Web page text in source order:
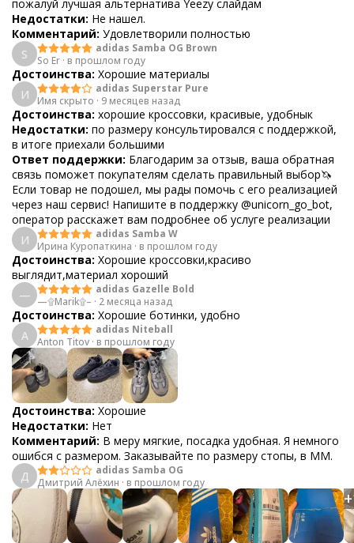
пожалуй лучшая альтернатива Yeezy слайдам
Недостатки: Не нашел.
Комментарий: Удовлетворили полностью
S
adidas Samba OG Brown
So Er · в прошлом году
Достоинства: Хорошие материалы
И
adidas Superstar Pure
Имя скрыто · 9 месяцев назад
Достоинства: хорошие кроссовки, красивые, удобнык
Недостатки: по размеру консультировался с поддержкой,
в итоге приехали большими
Ответ поддержки: Благодарим за отзыв, ваша обратная
связь поможет покупателям сделать правильный выбор🦄
Если товар не подошел, мы рады помочь с его реализацией
через наш сервис! Напишите в поддержку @unicorn_go_bot,
оператор расскажет вам подробнее об услуге реализации
И
adidas Samba W
Ирина Куропаткина · в прошлом году
Достоинства: Хорошие кроссовки,красиво
выглядит,материал хороший
—
adidas Gazelle Bold
—۩Marik۩– · 2 месяца назад
Достоинства: Хорошие ботинки, удобно
A
adidas Niteball
Anton Titov · в прошлом году
Достоинства: Хорошие
Недостатки: Нет
Комментарий: В меру мягкие, посадка удобная. Я немного
ошибся с размером. Заказывайте по размеру стопы, в ММ.
Д
adidas Samba OG
Дмитрий Алёхин · в прошлом году
+